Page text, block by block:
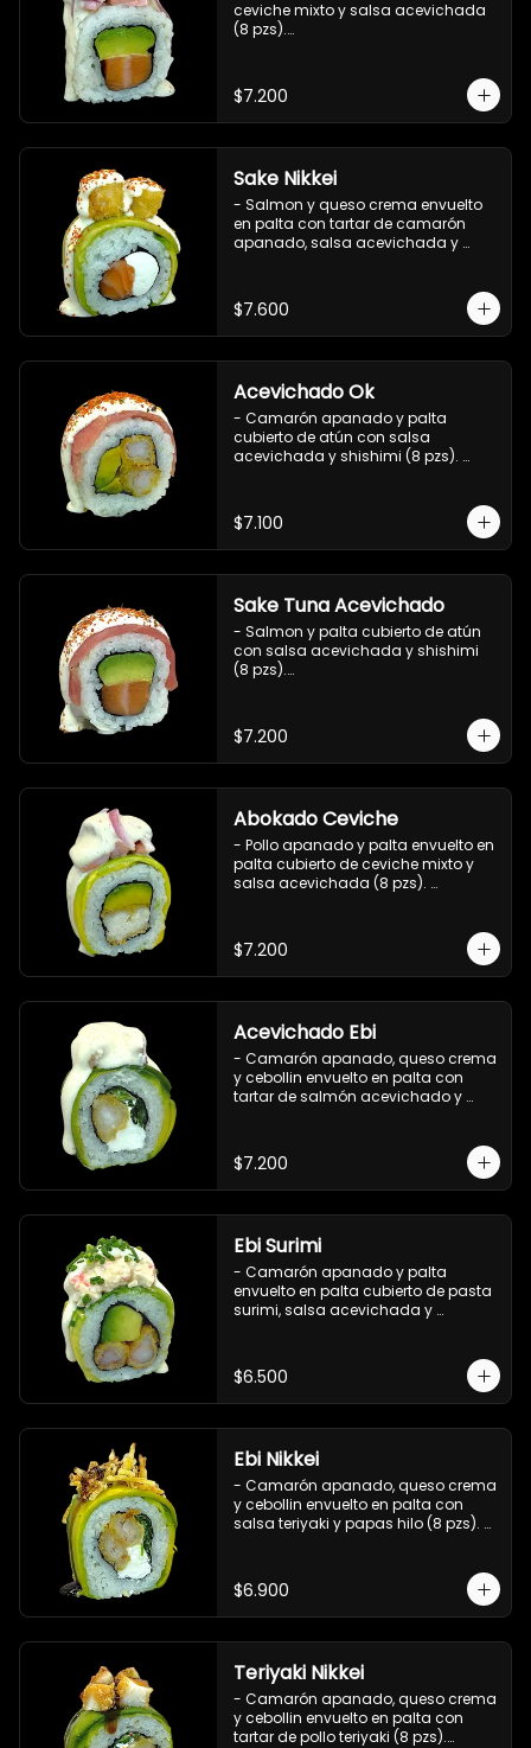
ceviche mixto y salsa acevichada
(8 pzs).
$7.200
Sake Nikkei
- Salmon y queso crema envuelto
en palta con tartar de camarón
apanado, salsa acevichada y
$7.600
Acevichado Ok
- Camarón apanado y palta
cubierto de atún con salsa
acevichada y shishimi (8 pzs).
$7.100
Sake Tuna Acevichado
- Salmon y palta cubierto de atún
con salsa acevichada y shishimi
(8 pzs).
$7.200
Abokado Ceviche
- Pollo apanado y palta envuelto en
palta cubierto de ceviche mixto y
salsa acevichada (8 pzs).
$7.200
Acevichado Ebi
- Camarón apanado, queso crema
y cebollin envuelto en palta con
tartar de salmón acevichado y
$7.200
Ebi Surimi
- Camarón apanado y palta
envuelto en palta cubierto de pasta
surimi, salsa acevichada y
$6.500
Ebi Nikkei
- Camarón apanado, queso crema
y cebollin envuelto en palta con
salsa teriyaki y papas hilo (8 pzs).
$6.900
Teriyaki Nikkei
- Camarón apanado, queso crema
y cebollin envuelto en palta con
tartar de pollo teriyaki (8 pzs).